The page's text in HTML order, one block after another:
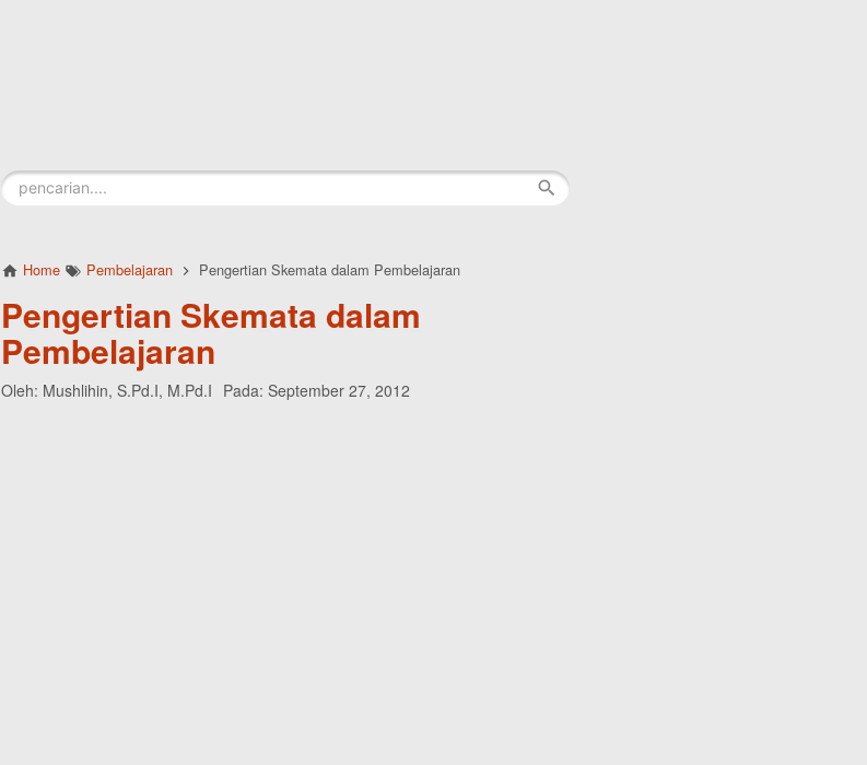
Home Pembelajaran Pengertian Skemata dalam Pembelajaran
Pengertian Skemata dalam
Pembelajaran
Oleh: Mushlihin, S.Pd.I, M.Pd.I Pada: September 27, 2012